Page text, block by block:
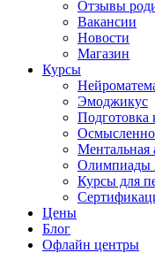
Отзывы
Вакансии
Новости
Магазин
Курсы
Эмоджикус
Подготовка
Ментальная
Олимпиады
Курсы для
Цены
Блог
Офлайн центры